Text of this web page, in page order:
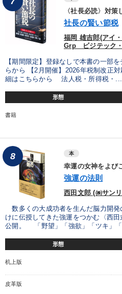
〈社長必読〉対策
社長の賢い節税
福岡 雄吉郎(アイ
Grp ビジテック
【期間限定】登録なしで本書の一部
らから 【2月開催】2026年税制改正
細はこちらから 法人税・所得税・...
形態
書籍
8 本
幸運の女神をよび
強運の法則
西田文郎 (㈱サン
数多くの大成功者を生んだ脳力開
けに伝授してきた強運をつかむ〈西
公開。 「野望」「強欲」「ツキ」
形態
机上版
皮革版